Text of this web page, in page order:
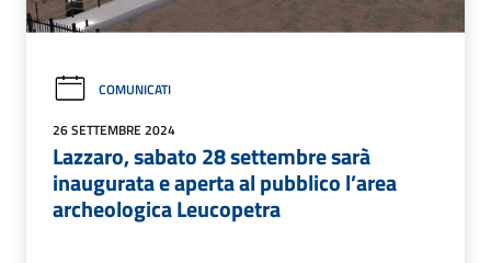
COMUNICATI
26 SETTEMBRE 2024
Lazzaro, sabato 28 settembre sarà
inaugurata e aperta al pubblico l’area
archeologica Leucopetra